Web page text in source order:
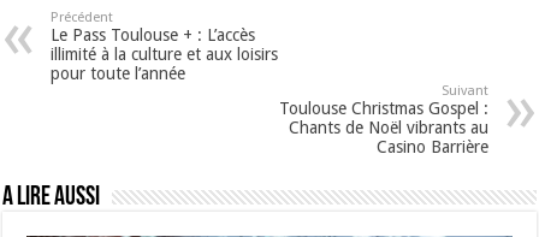
Précédent
Le Pass Toulouse + : L’accès
illimité à la culture et aux loisirs
pour toute l’année
Suivant
Toulouse Christmas Gospel :
Chants de Noël vibrants au
Casino Barrière
A lire aussi